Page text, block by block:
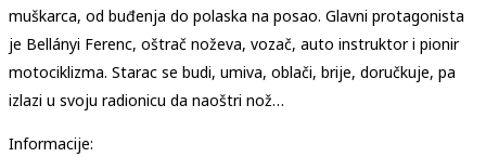
muškarca, od buđenja do polaska na posao. Glavni protagonista
je Bellányi Ferenc, oštrač noževa, vozač, auto instruktor i pionir
motociklizma. Starac se budi, umiva, oblači, brije, doručkuje, pa
izlazi u svoju radionicu da naoštri nož…
Informacije: